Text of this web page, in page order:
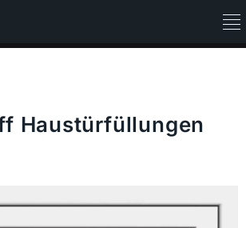
Haustürfüllungen